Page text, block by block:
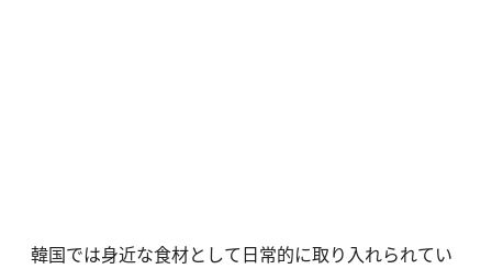
韓国では身近な食材として日常的に取り入れられてい